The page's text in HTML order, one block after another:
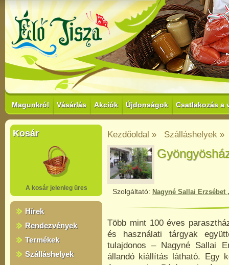
Magunkról Vásárlás Akciók Újdonságok Csatlakozás a
Kosár
A kosár jelenleg üres
Hírek
Rendezvények
Termékek
Szálláshelyek
Kezdőoldal » Szálláshelyek »
Szolgáltató: Nagyné Sallai Erzsébet
Több mint 100 éves
és használati tárgyak
tulajdonos – Nagyné Sallai
állandó kiállítás látható. Egy